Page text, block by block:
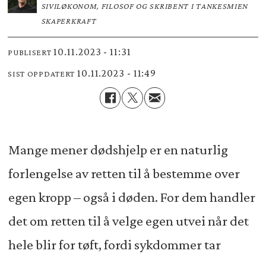
SIVILØKONOM, FILOSOF OG SKRIBENT I TANKESMIEN
SKAPERKRAFT
PUBLISERT 10.11.2023 - 11:31
SIST OPPDATERT 10.11.2023 - 11:49
Mange mener dødshjelp er en naturlig
forlengelse av retten til å bestemme over
egen kropp – også i døden. For dem handler
det om retten til å velge egen utvei når det
hele blir for tøft, fordi sykdommer tar